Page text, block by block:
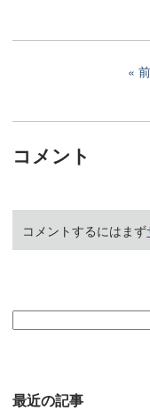
コメント
コメントするにはまず
最近の記事